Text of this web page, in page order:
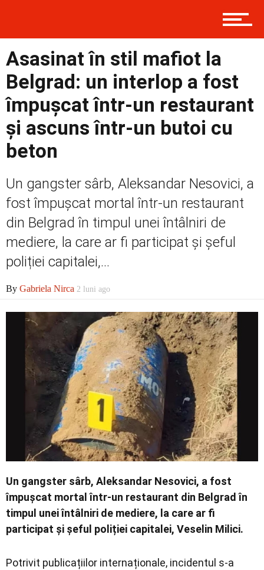
Prima
Politică
Externe
Social
Economic
Asasinat în stil mafiot la
Belgrad: un interlop a fost
împușcat într-un restaurant
și ascuns într-un butoi cu
beton
Un gangster sârb, Aleksandar Nesovici, a
fost împușcat mortal într-un restaurant
din Belgrad în timpul unei întâlniri de
mediere, la care ar fi participat și șeful
poliției capitalei,...
By Gabriela Nirca 2 luni ago
Un gangster sârb, Aleksandar Nesovici, a fost
împușcat mortal într-un restaurant din Belgrad în
timpul unei întâlniri de mediere, la care ar fi
participat și șeful poliției capitalei, Veselin Milici.
Potrivit publicațiilor internaționale, incidentul s-a